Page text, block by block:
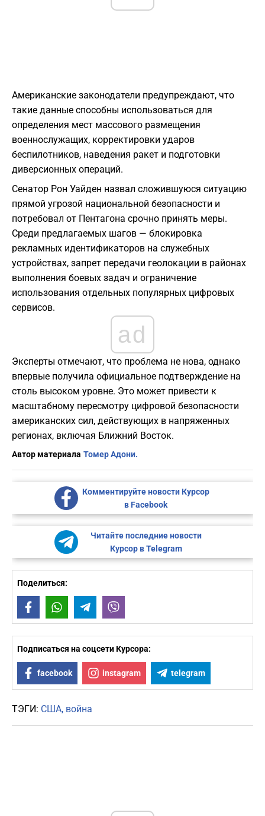
Американские законодатели предупреждают, что
такие данные способны использоваться для
определения мест массового размещения
военнослужащих, корректировки ударов
беспилотников, наведения ракет и подготовки
диверсионных операций.
Сенатор Рон Уайден назвал сложившуюся ситуацию
прямой угрозой национальной безопасности и
потребовал от Пентагона срочно принять меры.
Среди предлагаемых шагов — блокировка
рекламных идентификаторов на служебных
устройствах, запрет передачи геолокации в районах
выполнения боевых задач и ограничение
использования отдельных популярных цифровых
сервисов.
ad
Эксперты отмечают, что проблема не нова, однако
впервые получила официальное подтверждение на
столь высоком уровне. Это может привести к
масштабному пересмотру цифровой безопасности
американских сил, действующих в напряженных
регионах, включая Ближний Восток.
Автор материала Томер Адони.
Комментируйте новости Курсор
в Facebook
Читайте последние новости
Курсор в Telegram
Поделиться:
FacebookWhatsAppTelegram
Подписаться на соцсети Курсора:
facebook instagram telegram
ТЭГИ: США война